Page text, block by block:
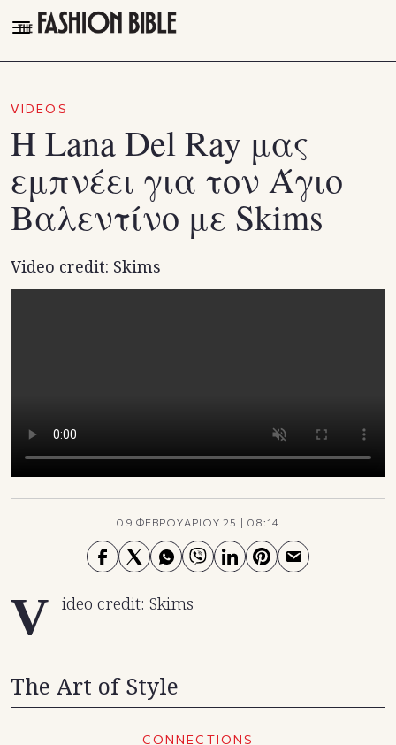
THE FASHION BIBLE
FASHION
BEAUTY
TALK OF THE TOWN
PLEASURES
FOLLOW
X(Twitter)
VIDEOS
Η Lana Del Ray μας
εμπνέει για τον Άγιο
Βαλεντίνο με Skims
Video credit: Skims
09 ΦΕΒΡΟΥΑΡΙΟΥ 25 | 08:14
V ideo credit: Skims
The Art of Style
CONNECTIONS